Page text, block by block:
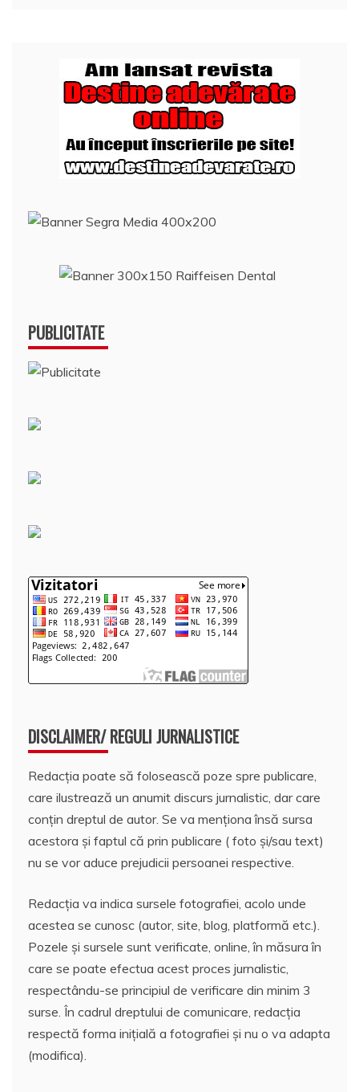
PUBLICITATE
DISCLAIMER/ REGULI JURNALISTICE
Redacția poate să folosească poze spre publicare,
care ilustrează un anumit discurs jurnalistic, dar care
conțin dreptul de autor. Se va menționa însă sursa
acestora și faptul că prin publicare ( foto și/sau text)
nu se vor aduce prejudicii persoanei respective.
Redacția va indica sursele fotografiei, acolo unde
acestea se cunosc (autor, site, blog, platformă etc.).
Pozele și sursele sunt verificate, online, în măsura în
care se poate efectua acest proces jurnalistic,
respectându-se principiul de verificare din minim 3
surse. În cadrul dreptului de comunicare, redacția
respectă forma inițială a fotografiei și nu o va adapta
(modifica).